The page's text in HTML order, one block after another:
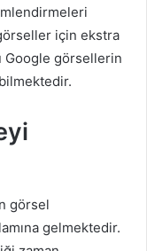
için ekstra
Google görsellerin
görsel
gelmektedir.